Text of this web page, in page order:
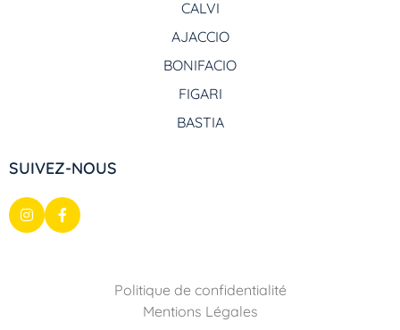
CALVI
AJACCIO
BONIFACIO
FIGARI
BASTIA
SUIVEZ-NOUS
Politique de confidentialité
Mentions Légales